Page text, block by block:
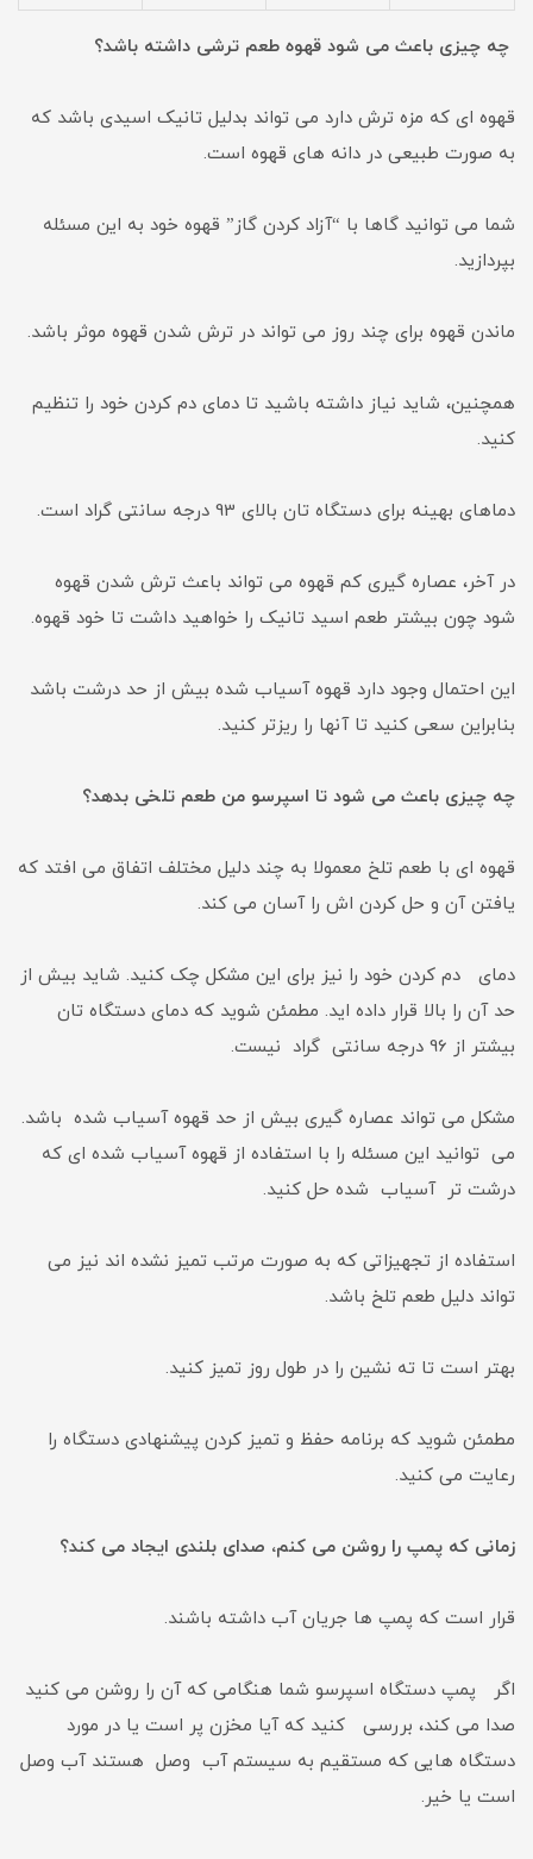
چه چیزی باعث می شود قهوه طعم ترشی داشته باشد؟
قهوه ای که مزه ترش دارد می تواند بدلیل تانیک اسیدی باشد که
به صورت طبیعی در دانه های قهوه است.
شما می توانید گاها با “آزاد کردن گاز” قهوه خود به این مسئله
بپردازید.
ماندن قهوه برای چند روز می تواند در ترش شدن قهوه موثر باشد.
همچنین، شاید نیاز داشته باشید تا دمای دم کردن خود را تنظیم
کنید.
دماهای بهینه برای دستگاه تان بالای 93 درجه سانتی گراد است.
در آخر، عصاره گیری کم قهوه می تواند باعث ترش شدن قهوه
شود چون بیشتر طعم اسید تانیک را خواهید داشت تا خود قهوه.
این احتمال وجود دارد قهوه آسیاب شده بیش از حد درشت باشد
بنابراین سعی کنید تا آنها را ریزتر کنید.
چه چیزی باعث می شود تا اسپرسو من طعم تلخی بدهد؟
قهوه ای با طعم تلخ معمولا به چند دلیل مختلف اتفاق می افتد که
یافتن آن و حل کردن اش را آسان می کند.
دمای دم کردن خود را نیز برای این مشکل چک کنید. شاید بیش از
حد آن را بالا قرار داده اید. مطمئن شوید که دمای دستگاه تان
بیشتر از 96 درجه سانتی گراد نیست.
مشکل می تواند عصاره گیری بیش از حد قهوه آسیاب شده باشد.
می توانید این مسئله را با استفاده از قهوه آسیاب شده ای که
درشت تر آسیاب شده حل کنید.
استفاده از تجهیزاتی که به صورت مرتب تمیز نشده اند نیز می
تواند دلیل طعم تلخ باشد.
بهتر است تا ته نشین را در طول روز تمیز کنید.
مطمئن شوید که برنامه حفظ و تمیز کردن پیشنهادی دستگاه را
رعایت می کنید.
زمانی که پمپ را روشن می کنم، صدای بلندی ایجاد می کند؟
قرار است که پمپ ها جریان آب داشته باشند.
اگر پمپ دستگاه اسپرسو شما هنگامی که آن را روشن می کنید
صدا می کند، بررسی کنید که آیا مخزن پر است یا در مورد
دستگاه هایی که مستقیم به سیستم آب وصل هستند آب وصل
است یا خیر.